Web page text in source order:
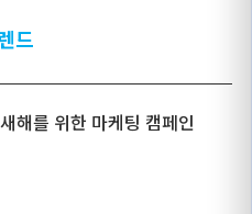
드
해를 위한 마케팅 캠페인